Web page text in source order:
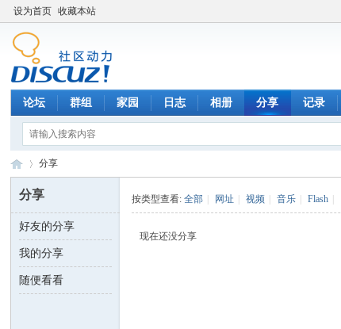
设为首页 收藏本站
论坛 群组 家园 日志 相册 分享 记录
数 ›
分享
分享
好友的分享
我的分享
随便看看
按类型查看:全部 网址 视频 音乐 Flash
现在还没分享